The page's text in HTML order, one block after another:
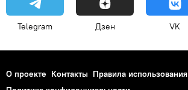
Telegram Дзен VK
О проекте Контакты Правила использования